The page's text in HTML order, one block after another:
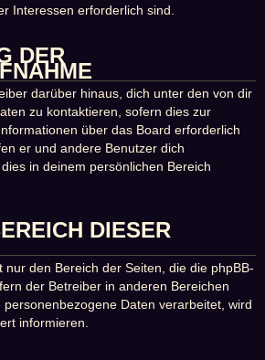
Interessen erforderlich sind.
DER
darüber hinaus, dich unter den von dir
zu kontaktieren, sofern dies zur
über das Board erforderlich
er und andere Benutzer dich
in deinem persönlichen Bereich
DIESER
nur den Bereich der Seiten, die die phpBB-
der Betreiber in anderen Bereichen
Daten verarbeitet, wird
informieren.